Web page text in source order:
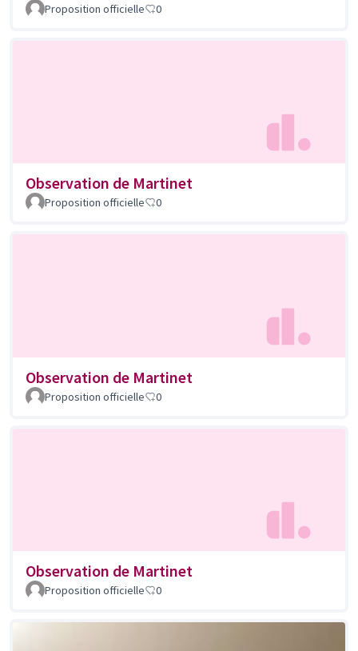
Proposition officielle 0
Observation de Martinet
Proposition officielle 0
Observation de Martinet
Proposition officielle 0
Observation de Martinet
Proposition officielle 0